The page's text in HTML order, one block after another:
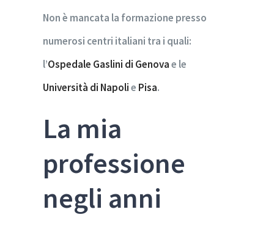
Non è mancata la formazione presso
numerosi centri italiani tra i quali:
l’Ospedale Gaslini di Genovae le
Università di Napolie Pisa.
La mia
professione
negli anni